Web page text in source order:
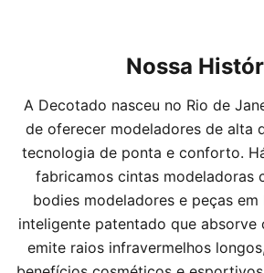
Nossa
A Decotado nasceu no Rio de
de oferecer modeladores de alta
tecnologia de ponta e conforto.
fabricamos cintas modeladoras
bodies modeladores e peças em
inteligente patentado que
emite raios infravermelhos